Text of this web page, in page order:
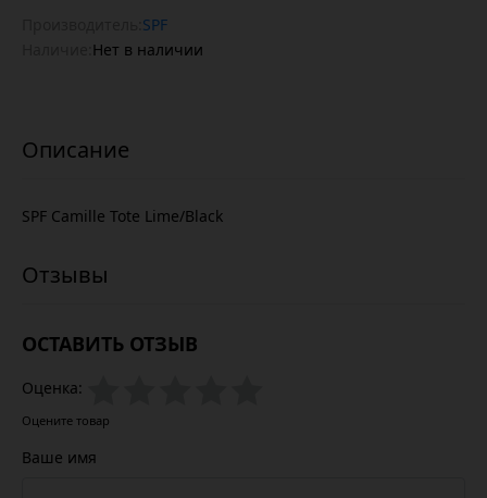
SPF
Нет в наличии
SPF Camille Tote Lime/Black
ОСТАВИТЬ ОТЗЫВ
Оценка:
Оцените товар
Ваше имя